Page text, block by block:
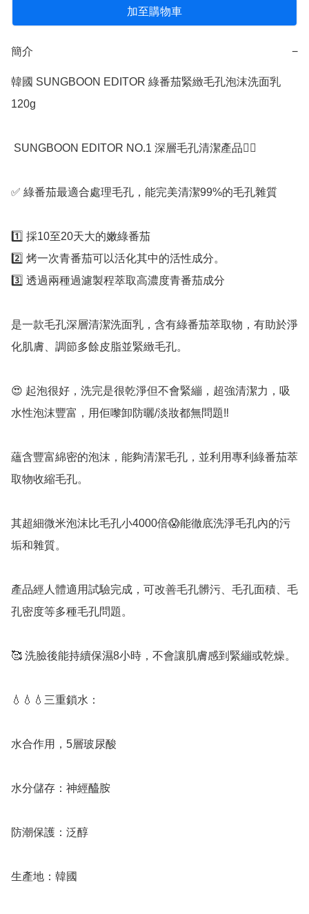
加至購物車
簡介 −
韓國 SUNGBOON EDITOR 綠番茄緊緻毛孔泡沫洗面乳
120g
✅️ 綠番茄最適合處理毛孔，能完美清潔99%的毛孔雜質
1️⃣ 採10至20天大的嫩綠番茄
2️⃣ 烤一次青番茄可以活化其中的活性成分。
3️⃣ 透過兩種過濾製程萃取高濃度青番茄成分
是一款毛孔深層清潔洗面乳，含有綠番茄萃取物，有助於淨
化肌膚、調節多餘皮脂並緊緻毛孔。
😍 起泡很好，洗完是很乾淨但不會緊繃，超強清潔力，吸
水性泡沫豐富，用佢嚟卸防曬/淡妝都無問題‼️
蘊含豐富綿密的泡沫，能夠清潔毛孔，並利用專利綠番茄萃
取物收縮毛孔。
其超細微米泡沫比毛孔小4000倍😱能徹底洗淨毛孔內的污
垢和雜質。
產品經人體適用試驗完成，可改善毛孔髒污、毛孔面積、毛
孔密度等多種毛孔問題。
🥰 洗臉後能持續保濕8小時，不會讓肌膚感到緊繃或乾燥。
💧💧💧三重鎖水：
水合作用，5層玻尿酸
水分儲存：神經醯胺
防潮保護：泛醇
生產地：韓國